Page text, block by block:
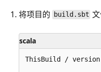
将项目的
build.sbt
scala
ThisBuild / version